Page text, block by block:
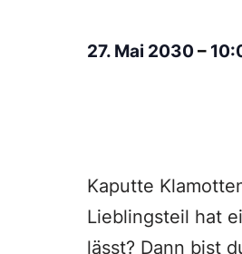
27. Mai 2030 –
Kaputte
Lieblingsteil hat
lässt? Dann bist